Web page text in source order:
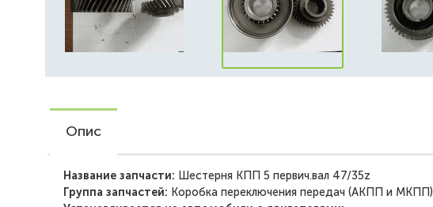
Опис
Название запчасти: Шестерня КПП 5 первич.вал 47/35z
Группа запчастей: Коробка переключения передач (АКПП и МКПП)